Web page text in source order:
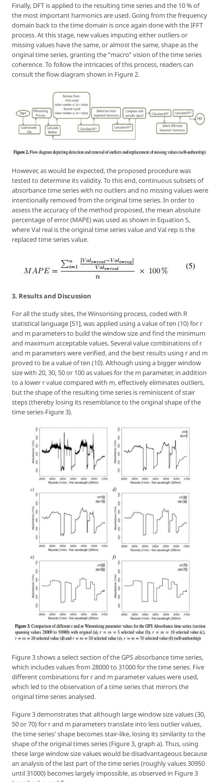
Finally, DFT is applied to the resulting time series and the 10 % of
the most important harmonics are used. Going from the frequency
domain back to the time domain is once again done with the IFFT
process. At this stage, new values imputing either outliers or
missing values have the same, or almost the same, shape as the
original time series, granting the “macro” vision of the time series
coherence. To follow the intricacies of this process, readers can
consult the flow diagram shown in Figure 2.
However, as would be expected, the proposed procedure was
tested to determine its validity. To this end, continuous subsets of
absorbance time series with no outliers and no missing values were
intentionally removed from the original time series. In order to
assess the accuracy of the method proposed, the mean absolute
percentage of error (MAPE) was used as shown in Equation 5,
where Val real is the original time series value and Val rep is the
replaced time series value.
3. Results and Discussion
For all the study sites, the Winsorising process, coded with R
statistical language [51], was applied using a value of ten (10) for r
and m parameters to build the window size and find the minimum
and maximum acceptable values. Several value combinations ofr
and m parameters were verified, and the best results using rand m
proved to be a value of ten (10). Although using a bigger window
size with 20, 30, 50 or 100 as values for the m parameter, in addition
to a lower rvalue compared with m, effectively eliminates outliers,
but the shape of the resulting time series is reminiscent of stair
steps (thereby losing its resemblance to the original shape of the
time series-Figure 3).
Figure 3 shows a select section of the GPS absorbance time series,
which includes values from 28000 to 31000 for the time series. Five
different combinations for rand m parameter values were used,
which led to the observation of a time series that mirrors the
original time series analysed.
Figure 3 demonstrates that although large window size values (30,
50 or 70) for rand m parameters translate into less outlier values,
the time series' shape becomes stair-like, losing its similarity to the
shape of the original times series (Figure 3, graph a). Thus, using
these large window size values would be disadvantageous because
an analysis of the last part of the time series (roughly values 30950
until 31000) becomes largely impossible, as observed in Figure 3